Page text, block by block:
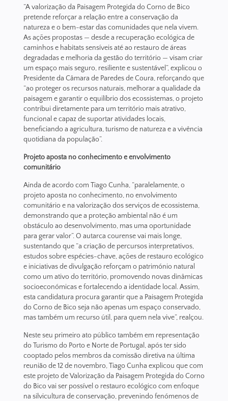
“A valorização da Paisagem Protegida do Corno de Bico
pretende reforçar a relação entre a conservação da
natureza e o bem-estar das comunidades que nela vivem.
As ações propostas — desde a recuperação ecológica de
caminhos e habitats sensíveis até ao restauro de áreas
degradadas e melhoria da gestão do território — visam criar
um espaço mais seguro, resiliente e sustentável”, explicou o
Presidente da Câmara de Paredes de Coura, reforçando que
“ao proteger os recursos naturais, melhorar a qualidade da
paisagem e garantir o equilíbrio dos ecossistemas, o projeto
contribui diretamente para um território mais atrativo,
funcional e capaz de suportar atividades locais,
beneficiando a agricultura, turismo de natureza e a vivência
quotidiana da população”.
Projeto aposta no conhecimento e envolvimento
comunitário
Ainda de acordo com Tiago Cunha, “paralelamente, o
projeto aposta no conhecimento, no envolvimento
comunitário e na valorização dos serviços de ecossistema,
demonstrando que a proteção ambiental não é um
obstáculo ao desenvolvimento, mas uma oportunidade
para gerar valor”. O autarca courense vai mais longe,
sustentando que “a criação de percursos interpretativos,
estudos sobre espécies-chave, ações de restauro ecológico
e iniciativas de divulgação reforçam o património natural
como um ativo do território, promovendo novas dinâmicas
socioeconómicas e fortalecendo a identidade local. Assim,
esta candidatura procura garantir que a Paisagem Protegida
do Corno de Bico seja não apenas um espaço conservado,
mas também um recurso útil, para quem nela vive”, realçou.
Neste seu primeiro ato público também em representação
do Turismo do Porto e Norte de Portugal, após ter sido
cooptado pelos membros da comissão diretiva na última
reunião de 12 de novembro, Tiago Cunha explicou que com
este projeto de Valorização da Paisagem Protegida do Corno
do Bico vai ser possível o restauro ecológico com enfoque
na silvicultura de conservação, prevenindo fenómenos de